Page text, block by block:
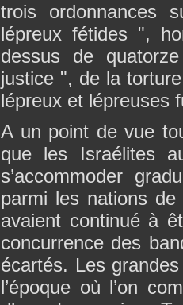
trois ordonnances
lépreux fétides ",
dessus de
justice ", de la
lépreux et lépreuses
A un point de vue
que les Israélites
s’accommoder
parmi les nations de
avaient continué à
concurrence des
écartés. Les
l’époque où l’on